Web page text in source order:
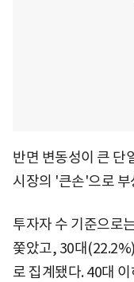
반면 변동성이 큰 단
시장의 '큰손'으로 부
투자자 수 기준으로
쫓았고, 30대
로 집계됐다. 40대